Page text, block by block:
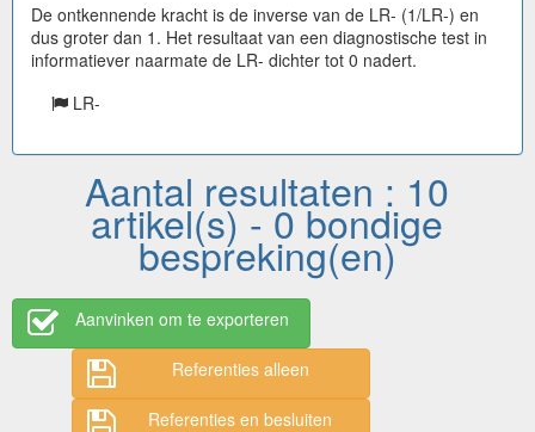
De ontkennende kracht is de inverse van de LR- (1/LR-) en
dus groter dan 1. Het resultaat van een diagnostische test in
informatiever naarmate de LR- dichter tot 0 nadert.
LR-
Aantal resultaten : 10
artikel(s) - 0 bondige
bespreking(en)
Aanvinken om te exporteren
Referenties alleen
Referenties en besluiten